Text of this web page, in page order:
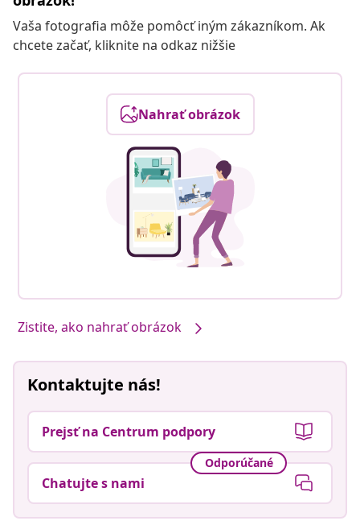
Vaša fotografia môže pomôcť iným zákazníkom. Ak
chcete začať, kliknite na odkaz nižšie
Nahrať obrázok
Zistite, ako nahrať obrázok
Kontaktujte nás!
Prejsť na Centrum podpory
Odporúčané
Chatujte s nami